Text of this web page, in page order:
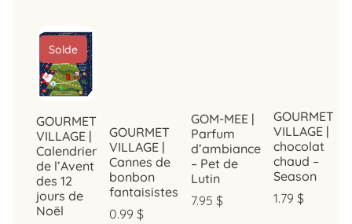
Solde
GOURMET
VILLAGE |
Calendrier
de l’Avent
des 12
jours de
Noël
GOURMET
VILLAGE |
Cannes de
bonbon
fantaisistes
0.99 $
GOM-MEE |
Parfum
d’ambiance
– Pet de
Lutin
7.95 $
GOURMET
VILLAGE |
chocolat
chaud –
Season
1.79 $